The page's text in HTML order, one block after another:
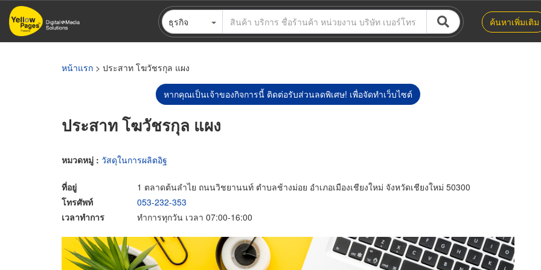
ข้าม
ไป
ธุรกิจ ค้นหาเพิ่มเติม
หน้าแรก > ประสาท โฆวัชรกุล แผง
หากคุณเป็นเจ้าของกิจการนี้ ติดต่อรับส่วนลดพิเศษ! เพื่อจัดทำเว็บไซต์
ประสาท โฆวัชรกุล แผง
หมวดหมู่ : วัสดุในการผลิตอิฐ
ที่อยู่
1 ตลาดต้นลำไย ถนนวิชยานนท์ ตำบลช้างม่อย อำเภอเมืองเชียงใหม่ จังหวัดเชียงใหม่ 50300
โทรศัพท์
053-232-353
เวลาทำการ
ทำการทุกวัน เวลา 07:00-16:00